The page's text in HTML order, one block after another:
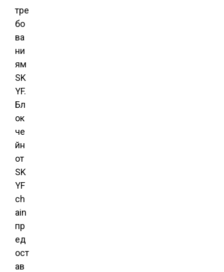
тре
бо
ва
ни
ям
SK
YF.
Бл
ок
че
йн
от
SK
YF
ch
ain
пр
ед
ост
ав